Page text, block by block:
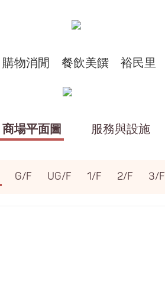
購物消閒 餐飲美饌 裕民里
商場平面圖 服務與設施
G/F UG/F 1/F 2/F 3/F